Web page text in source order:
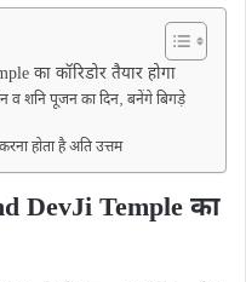
का कॉरिडोर तैयार होगा
व शनि पूजन का दिन‚ बनेंगे बिगड़े
होता है अति उत्तम
DevJi Temple का